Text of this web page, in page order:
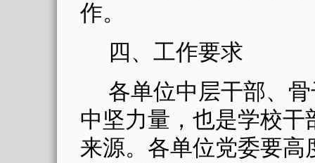
作。
四、工作要求
各单位中层干部、
中坚力量，也是学校
来源。各单位党委要